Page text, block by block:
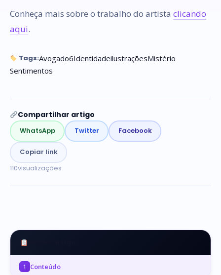
Conheça mais sobre o trabalho do artista clicando
aqui.
Tags:Avogado6IdentidadeilustraçõesMistério
Sentimentos
Compartilhar artigo
WhatsApp Twitter Facebook
Copiar link
110visualizações
1 Conteúdo